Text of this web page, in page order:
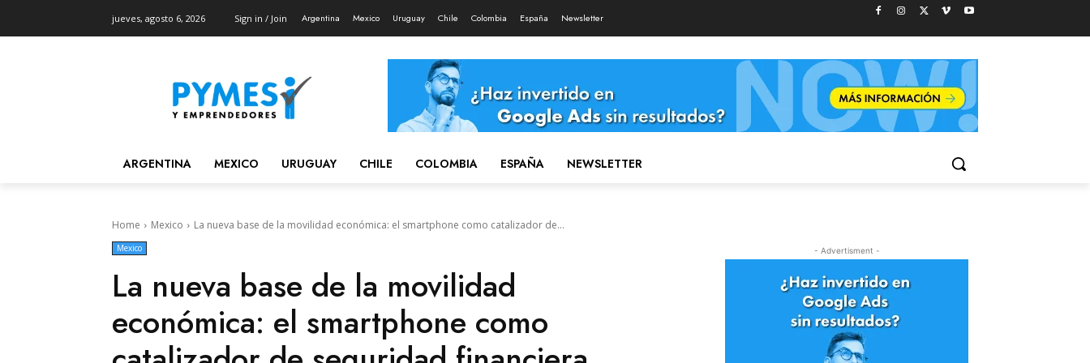
jueves, agosto 6, 2026 Sign in / Join Argentina Mexico Uruguay Chile Colombia España Newsletter
ARGENTINA MEXICO URUGUAY CHILE COLOMBIA ESPAÑA NEWSLETTER
Home Mexico La nueva base de la movilidad económica: el smartphone como catalizador de...
Mexico
La nueva base de la movilidad
económica: el smartphone como
- Advertisment -